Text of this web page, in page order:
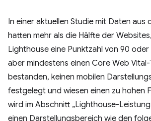
In einer aktuellen Studie mit Daten aus
hatten mehr als die Hälfte der
Lighthouse eine Punktzahl von 90
aber mindestens einen Core Web
bestanden, keinen mobilen
festgelegt und wiesen einen zu hohen
wird im Abschnitt „Lighthouse-
einen Darstellungsbereich wie den